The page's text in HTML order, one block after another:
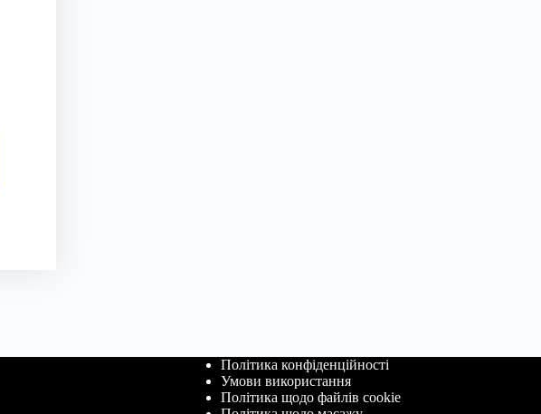
Політика конфіденційності
Умови використання
Політика щодо файлів cookie